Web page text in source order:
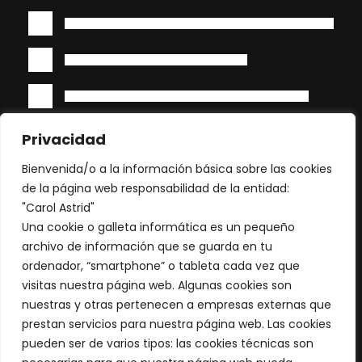
Privacidad
Bienvenida/o a la información básica sobre las cookies
de la página web responsabilidad de la entidad:
"Carol Astrid"
Una cookie o galleta informática es un pequeño
archivo de información que se guarda en tu
ordenador, “smartphone” o tableta cada vez que
visitas nuestra página web. Algunas cookies son
nuestras y otras pertenecen a empresas externas que
prestan servicios para nuestra página web. Las cookies
pueden ser de varios tipos: las cookies técnicas son